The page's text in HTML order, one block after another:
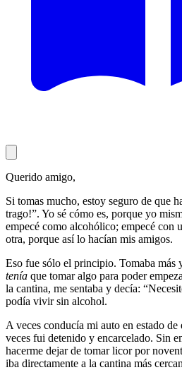
Querido amigo,
Si tomas mucho, estoy seguro de que
trago!”. Yo sé cómo es, porque yo
empecé como alcohólico; empecé con
otra, porque así lo hacían mis amigos.
Eso fue sólo el principio. Tomaba más
tenía que tomar algo para poder
la cantina, me sentaba y decía:
podía vivir sin alcohol.
A veces conducía mi auto en estado de
veces fui detenido y encarcelado. Sin
hacerme dejar de tomar licor por
iba directamente a la cantina más